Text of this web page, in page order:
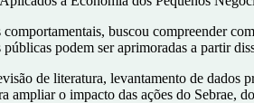
buscou compreender
podem ser aprimoradas a partir
de literatura, levantamento de dados
ampliar o impacto das ações do Sebrae,